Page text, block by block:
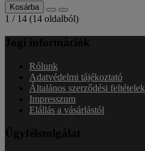
Kosárba
1 / 14 (14 oldalból)
Jogi információk
Rólunk
Adatvédelmi tájékoztató
Általános szerződési feltételek
Impresszum
Elállás a vásárlástól
Ügyfélszolgálat